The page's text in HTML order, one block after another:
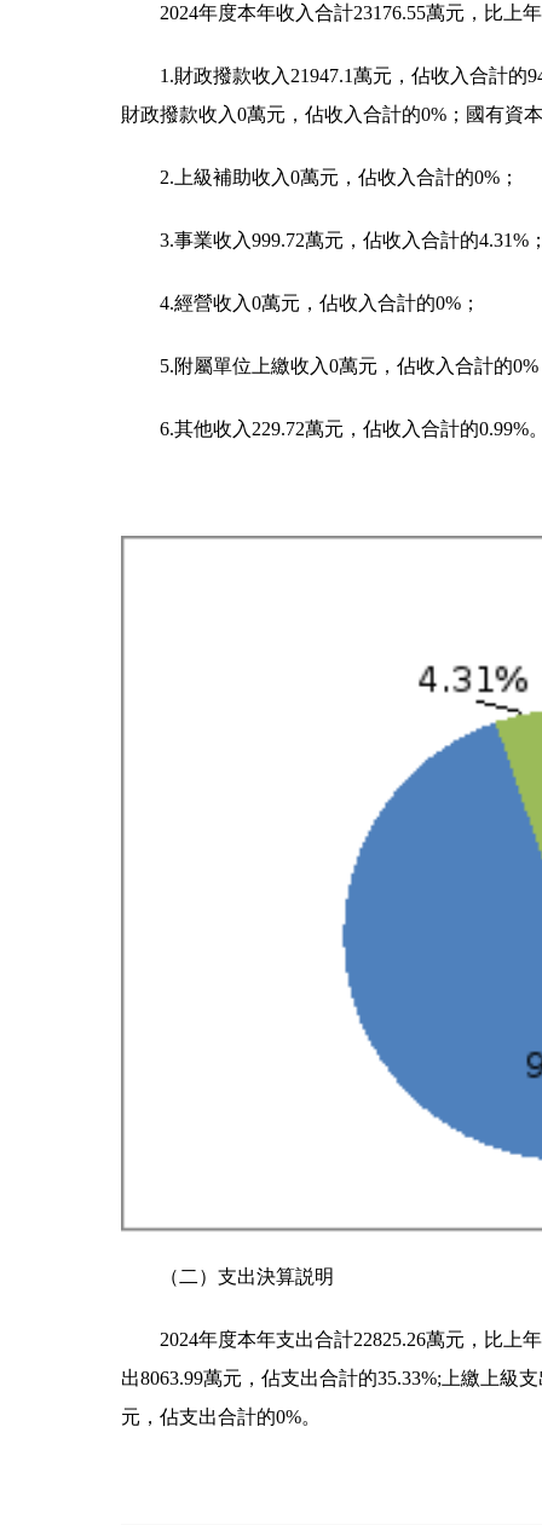
2024年度本年收入合計23176.55萬元，比上
1.財政撥款收入21947.1萬元，佔收入合計的
財政撥款收入0萬元，佔收入合計的0%；國有資
2.上級補助收入0萬元，佔收入合計的0%；
3.事業收入999.72萬元，佔收入合計的4.31%
4.經營收入0萬元，佔收入合計的0%；
5.附屬單位上繳收入0萬元，佔收入合計的
6.其他收入229.72萬元，佔收入合計的0.99%
（二）支出決算説明
2024年度本年支出合計22825.26萬元，比上
出8063.99萬元，佔支出合計的35.33%;上繳上級
元，佔支出合計的0%。